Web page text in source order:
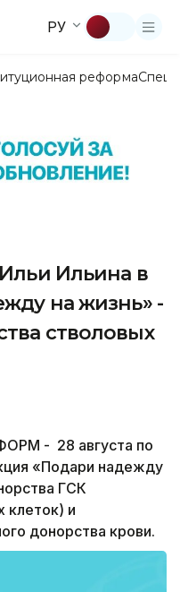
РУ
реформа
Ильина в
на жизнь» -
стволовых
- 28 августа по
«Подари надежду
ГСК
клеток) и
донорства крови.